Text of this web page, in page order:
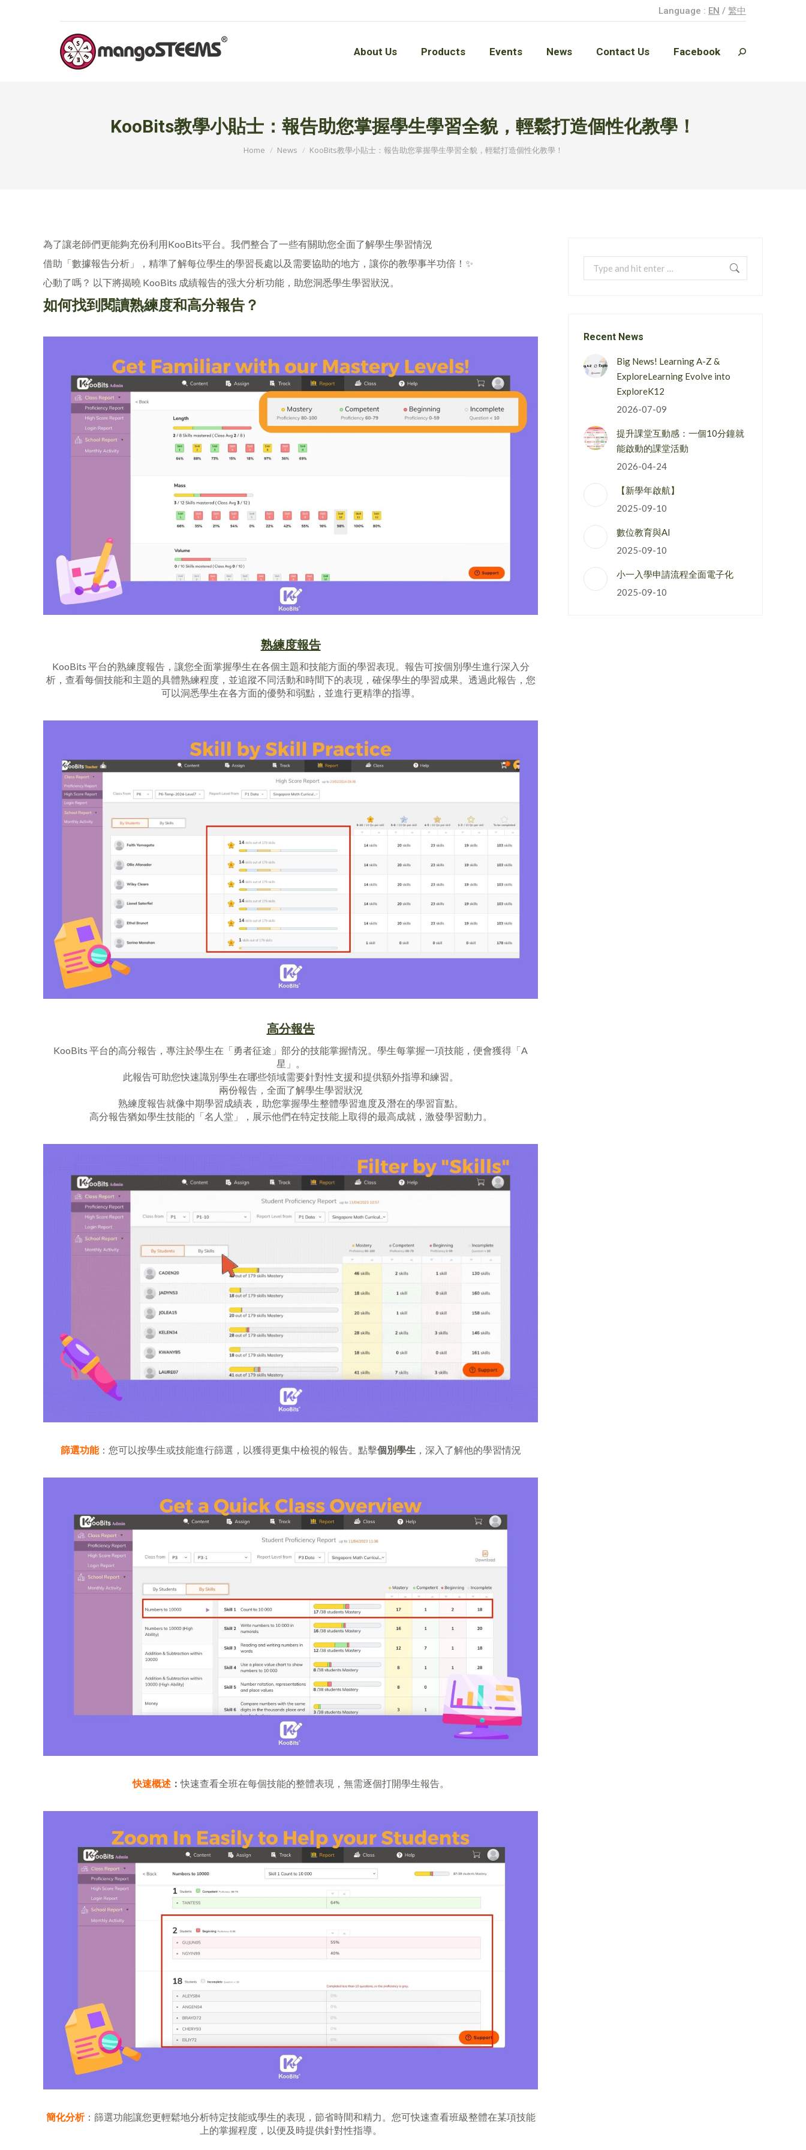
Language : EN / 繁中
About Us Products Events News Contact Us Facebook Search:
KooBits教學小貼士：報告助您掌握學生學習全貌，輕鬆打造個性化教學！
Home News KooBits教學小貼士：報告助您掌握學生學習全貌，輕鬆打造個性化教學！
為了讓老師們更能夠充份利用KooBits平台。我們整合了一些有關助您全面了解學生學習情況
借助「數據報告分析」，精準了解每位學生的學習長處以及需要協助的地方，讓你的教學事半功倍！✨
心動了嗎？ 以下將揭曉 KooBits 成績報告的强大分析功能，助您洞悉學生學習狀況。
如何找到閱讀熟練度和高分報告？
熟練度報告
KooBits 平台的熟練度報告，讓您全面掌握學生在各個主題和技能方面的學習表現。報告可按個別學生進行深入分
析，查看每個技能和主題的具體熟練程度，並追蹤不同活動和時間下的表現，確保學生的學習成果。透過此報告，您
可以洞悉學生在各方面的優勢和弱點，並進行更精準的指導。
高分報告
KooBits 平台的高分報告，專注於學生在「勇者征途」部分的技能掌握情況。學生每掌握一項技能，便會獲得「A
星」。
此報告可助您快速識別學生在哪些領域需要針對性支援和提供額外指導和練習。
兩份報告，全面了解學生學習狀況
熟練度報告就像中期學習成績表，助您掌握學生整體學習進度及潛在的學習盲點。
高分報告猶如學生技能的「名人堂」，展示他們在特定技能上取得的最高成就，激發學習動力。
篩選功能：您可以按學生或技能進行篩選，以獲得更集中檢視的報告。點擊個別學生 ，深入了解他的學習情況
快速概述：快速查看全班在每個技能的整體表現，無需逐個打開學生報告。
簡化分析：篩選功能讓您更輕鬆地分析特定技能或學生的表現，節省時間和精力。您可快速查看班級整體在某項技能
上的掌握程度，以便及時提供針對性指導。
Search:
Recent News
Big News! Learning A-Z &
ExploreLearning Evolve into
ExploreK12
2026-07-09
提升課堂互動感：一個10分鐘就
能啟動的課堂活動
2026-04-24
【新學年啟航】
2025-09-10
數位教育與AI
2025-09-10
小一入學申請流程全面電子化
2025-09-10
About Us Products Events News Contact Us Facebook